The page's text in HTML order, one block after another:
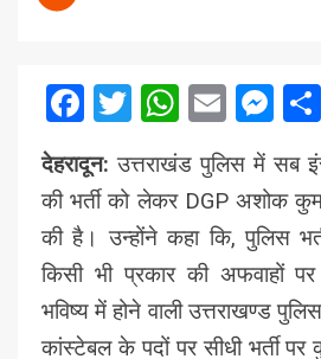
Facebook
TwitterEmail
देहरादून: उत्तराखंड पुलिस में सब
की भर्ती को लेकर DGP अशोक
की है। उन्होंने कहा कि, पुलिस
किसी भी प्रकार की अफवाहों
भविष्य में होने वाली उत्तराखण्ड
कांस्टेबल के पदों पर सीधी भर्ती